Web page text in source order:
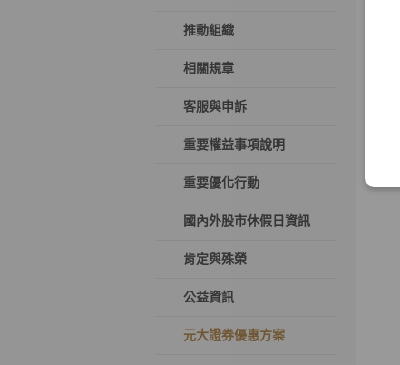
推動組織
相關規章
客服與申訴
重要權益事項說明
重要優化行動
國內外股市休假日資訊
肯定與殊榮
公益資訊
元大證券優惠方案